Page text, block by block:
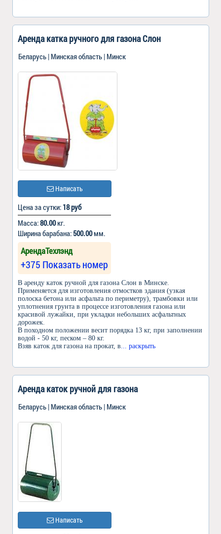
Аренда катка ручного для газона Слон
Беларусь | Минская область | Минск
Написать
Цена за сутки: 18 руб
Масса:80.00кг.
Ширина барабана: 500.00мм.
АрендаТехлэнд
+375 Показать номер
В аренду каток ручной для газона Слон в Минске.
Применяется для изготовления отмостков здания (узкая
полоска бетона или асфальта по периметру), трамбовки или
уплотнения грунта в процессе изготовления газона или
красивой лужайки, при укладки небольших асфальтных
дорожек.
В походном положении весит порядка 13 кг, при заполнении
водой - 50 кг, песком – 80 кг.
Взяв каток для газона на прокат, в ... раскрыть
Аренда каток ручной для газона
Беларусь | Минская область | Минск
Написать